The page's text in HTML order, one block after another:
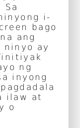
Sa
i-
bago
ang
ninyo ay
ng
inyong
ilaw at
o